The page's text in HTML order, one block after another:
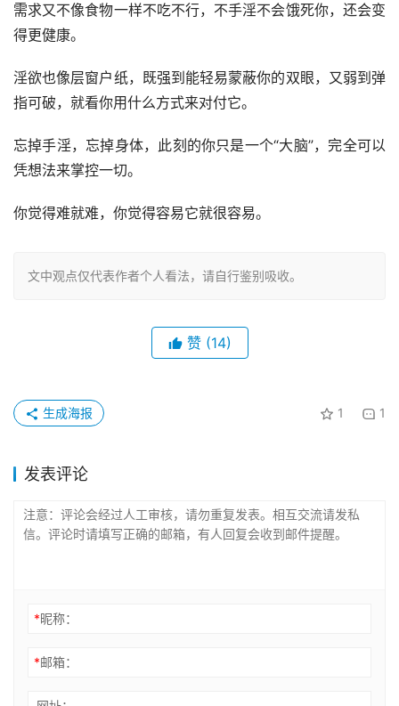
需求又不像食物一样不吃不行，不手淫不会饿死你，还会变
得更健康。
淫欲也像层窗户纸，既强到能轻易蒙蔽你的双眼，又弱到弹
指可破，就看你用什么方式来对付它。
忘掉手淫，忘掉身体，此刻的你只是一个“大脑”，完全可以
凭想法来掌控一切。
你觉得难就难，你觉得容易它就很容易。
文中观点仅代表作者个人看法，请自行鉴别吸收。
赞 (14)
1 1
生成海报
发表评论
*昵称：
*邮箱：